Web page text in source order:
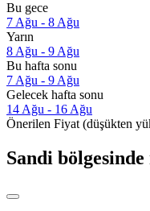
Bu gece
7 Ağu - 8 Ağu
Yarın
8 Ağu - 9 Ağu
Bu hafta sonu
7 Ağu - 9 Ağu
Gelecek hafta sonu
14 Ağu - 16 Ağu
Önerilen Fiyat (düşükten
Sandi bölgesinde